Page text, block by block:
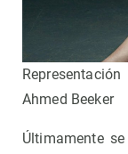
Ahmed Beeker
Últimamente